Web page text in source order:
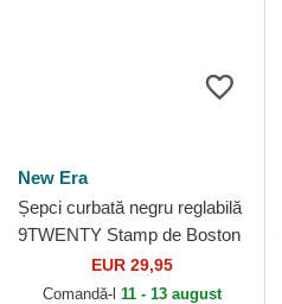
New Era
Șepci curbată negru reglabilă
9TWENTY Stamp de Boston
Bruins NHL de New Era
EUR 29,95
Comandă-l 11 - 13 august